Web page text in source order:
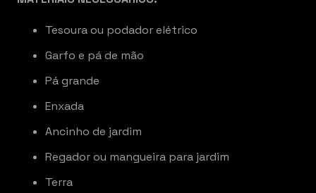
Tesoura ou podador elétrico
Garfo e pá de mão
Pá grande
Enxada
Ancinho de jardim
Regador ou mangueira para jardim
Terra